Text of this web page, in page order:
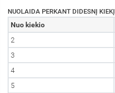
NUOLAIDA PERKANT DIDESNĮ KIEKĮ
Nuo kiekio
2
3
4
5